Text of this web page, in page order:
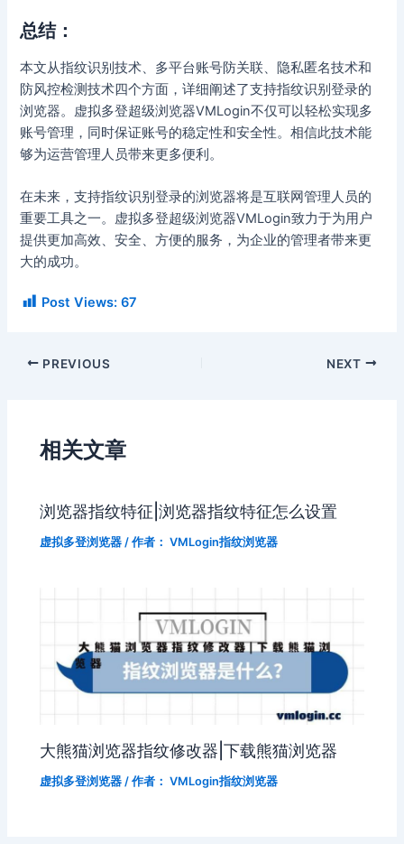
总结：
本文从指纹识别技术、多平台账号防关联、隐私匿名技术和
防风控检测技术四个方面，详细阐述了支持指纹识别登录的
浏览器。虚拟多登超级浏览器VMLogin不仅可以轻松实现多
账号管理，同时保证账号的稳定性和安全性。相信此技术能
够为运营管理人员带来更多便利。
在未来，支持指纹识别登录的浏览器将是互联网管理人员的
重要工具之一。虚拟多登超级浏览器VMLogin致力于为用户
提供更加高效、安全、方便的服务，为企业的管理者带来更
大的成功。
Post Views: 67
PREVIOUS NEXT
相关文章
浏览器指纹特征|浏览器指纹特征怎么设置
虚拟多登浏览器 / 作者： VMLogin指纹浏览器
大熊猫浏览器指纹修改器|下载熊猫浏览器
虚拟多登浏览器 / 作者： VMLogin指纹浏览器